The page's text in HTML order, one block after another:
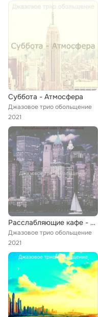
Суббота - Атмосфера
Джазовое трио обольщение
2021
Расслабляющие кафе - Воспоминания
Джазовое трио обольщение
2021